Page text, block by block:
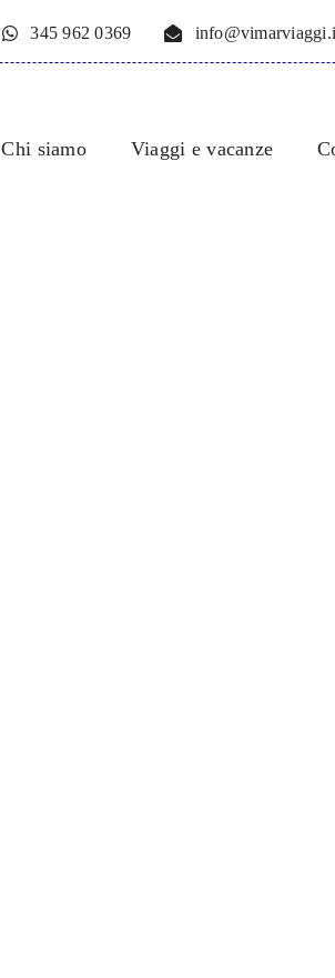
345 962 0369
Chi siamo Viaggi e vacanze